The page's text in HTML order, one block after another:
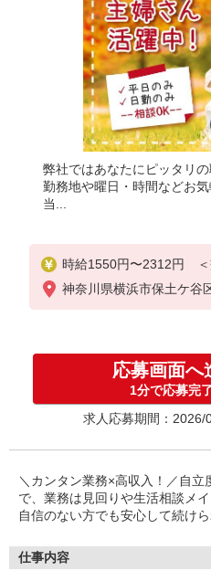
弊社ではあなたにピッタリ
勤務地や曜日・時間などお
当...
時給1550円〜2312円 ＜
む)＞
神奈川県横浜市保土ケ谷
応募画面へ
1分で応募完
求人応募期間：2026/
＼カンタン業務×高収入！／自
で、業務は見回りや生活相談メ
自信のない方でも安心して続け
仕事内容